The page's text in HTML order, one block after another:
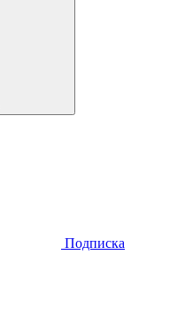
Подписка